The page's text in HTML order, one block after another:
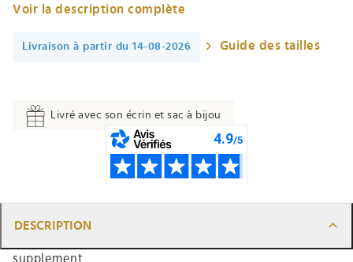
Voir la description complète
Livraison à partir du 14-08-2026 Guide des tailles
Livré avec son écrin et sac à bijou
DESCRIPTION
supplement